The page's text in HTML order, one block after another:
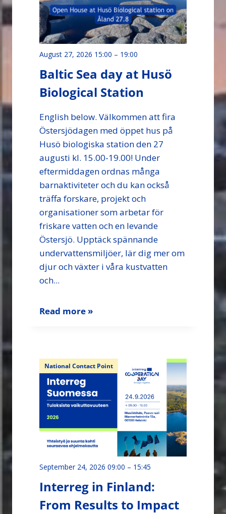
August 27, 2026 15:00 – 19:00
Baltic Sea day at Husö
Biological Station
English below. Välkommen att fira
Östersjödagen med öppet hus på
Husö biologiska station den 27
augusti kl. 15.00-19.00! Under
eftermiddagen ordnas många
barnaktiviteter och du kan också
träffa forskare, projekt och
organisationer som arbetar för
friskare vatten och en levande
Östersjö. Upptäck spännande
undervattensmiljöer, lär dig mer om
djur och växter i våra kustvatten
och...
Read more »
National Contact Point
September 24, 2026 09:00 – 15:45
Interreg in Finland:
From Results to Impact